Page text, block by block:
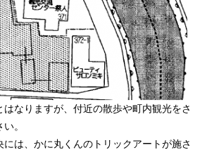
なりますが、付近の散歩や町内観光をさ
。
は、かに丸くんのトリックアートが施さ